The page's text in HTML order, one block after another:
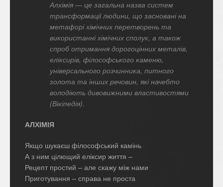
Алхімія — це загальна назва систем
трансформації людини, що засновані на
метафорі хімічних перетворень та
використанні хімічних сполук, а також
спроб отримання дорогоцінних металів,
еліксирів, філософського каменю,
універсального розчинника, питного
золота та інших речовин, які начебто
володіють дивовижними властивостями
(Вікіпедія).
АЛХІМІЯ
Якщо шукаєш філософський камінь
А з ним цілющий еліксир життя –
Рецепт простий – але скажу між нами
Приготування – справа не проста